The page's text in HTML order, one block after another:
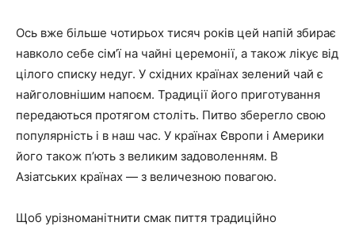
Ось вже більше чотирьох тисяч років цей напій збирає
навколо себе сім’ї на чайні церемонії, а також лікує від
цілого списку недуг. У східних країнах зелений чай є
найголовнішим напоєм. Традиції його приготування
передаються протягом століть. Питво зберегло свою
популярність і в наш час. У країнах Європи і Америки
його також п’ють з великим задоволенням. В
Азіатських країнах — з величезною повагою.
Щоб урізноманітнити смак пиття традиційно